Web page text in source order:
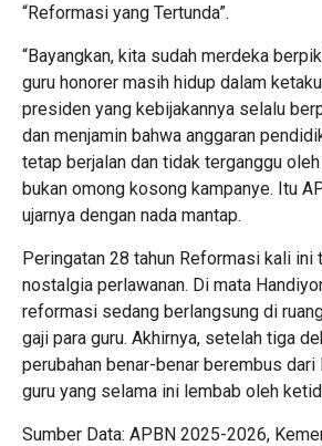
“Reformasi yang Tertunda”.
“Bayangkan, kita sudah merdeka
guru honorer masih hidup dalam
presiden yang kebijakannya selalu
dan menjamin bahwa anggaran
tetap berjalan dan tidak terganggu
bukan omong kosong kampanye. Itu
ujarnya dengan nada mantap.
Peringatan 28 tahun Reformasi kali ini
nostalgia perlawanan. Di mata
reformasi sedang berlangsung di
gaji para guru. Akhirnya, setelah tiga
perubahan benar-benar berembus dari
guru yang selama ini lembab oleh
Sumber Data: APBN 2025-2026,